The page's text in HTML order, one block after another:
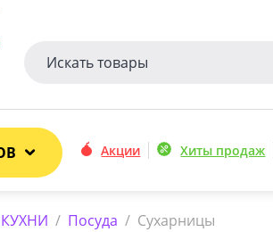
Акции Хиты продаж
/ Посуда / Сухарницы